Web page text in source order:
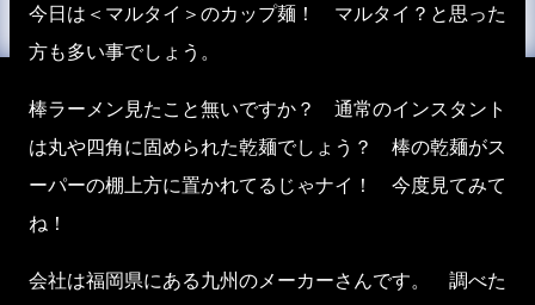
今日は＜マルタイ＞のカップ麺！ マルタイ？と思った
方も多い事でしょう。
棒ラーメン見たこと無いですか？ 通常のインスタント
は丸や四角に固められた乾麺でしょう？ 棒の乾麺がス
ーパーの棚上方に置かれてるじゃナイ！ 今度見てみて
ね！
会社は福岡県にある九州のメーカーさんです。 調べた